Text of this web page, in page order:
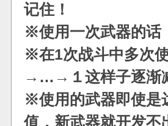
记住！
※使用一次武器的话
※在1次战斗中多次
→…→１这样子逐渐
※使用的武器即使是
值，新武器就开发不